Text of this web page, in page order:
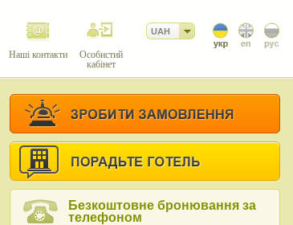
Наші контакти
Особистий
кабінет
UAH
Безкоштовне бронювання за
телефоном